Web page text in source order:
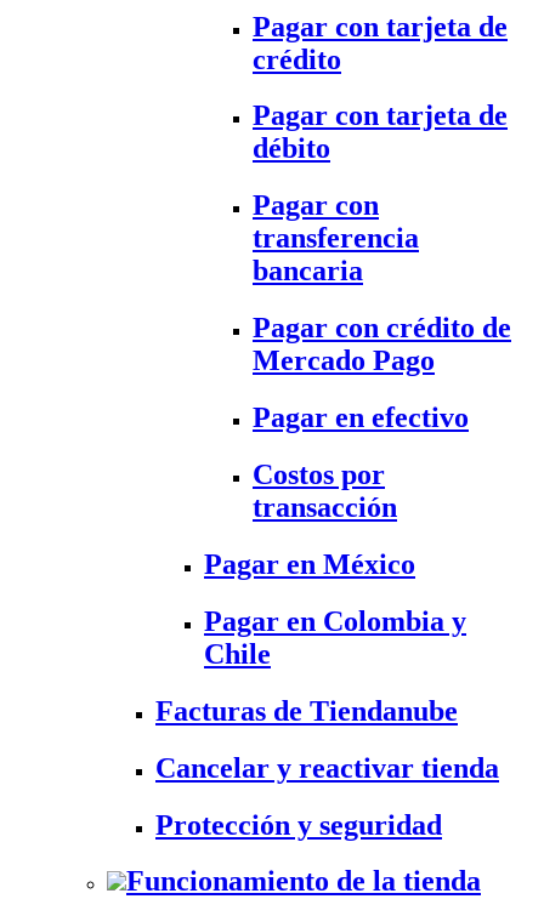
Pagar con tarjeta de
crédito
Pagar con tarjeta de
débito
Pagar con
transferencia
bancaria
Pagar con crédito de
Mercado Pago
Pagar en efectivo
Costos por
transacción
Pagar en México
Pagar en Colombia y
Chile
Facturas de Tiendanube
Cancelar y reactivar tienda
Protección y seguridad
Funcionamiento de la tienda